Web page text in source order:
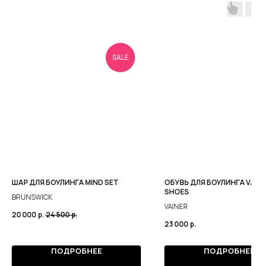
SALE
ШАР ДЛЯ БОУЛИНГА MIND SET
BRUNSWICK
20 000 р. 24 500р.
ПОДРОБНЕЕ
ОБУВЬ ДЛЯ БОУЛИНГА
SHOES
VAINER
23 000 р.
ПОДРОБНЕЕ